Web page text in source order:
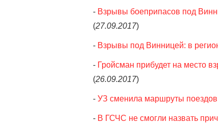
- Взрывы боеприпасов под
(27.09.2017)
- Взрывы под Винницей: в
- Гройсман прибудет на место
(26.09.2017)
- УЗ сменила маршруты
- В ГСЧС не смогли назвать